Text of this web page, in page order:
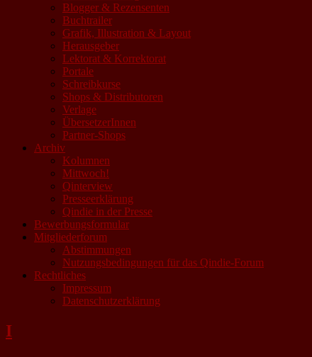
Blogger & Rezensenten
Buchtrailer
Grafik, Illustration & Layout
Herausgeber
Lektorat & Korrektorat
Portale
Schreibkurse
Shops & Distributoren
Verlage
ÜbersetzerInnen
Partner-Shops
Archiv
Kolumnen
Mittwoch!
Qinterview
Presseerklärung
Qindie in der Presse
Bewerbungsformular
Mitgliederforum
Abstimmungen
Nutzungsbedingungen für das Qindie-Forum
Rechtliches
Impressum
Datenschutzerklärung
I